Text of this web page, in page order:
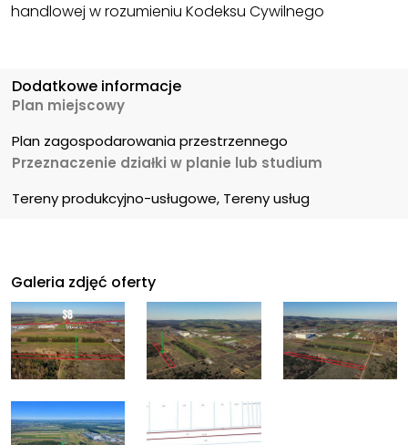
handlowej w rozumieniu Kodeksu Cywilnego
Dodatkowe informacje
Plan miejscowy
Plan zagospodarowania przestrzennego
Przeznaczenie działki w planie lub studium
Tereny produkcyjno-usługowe, Tereny usług
Galeria zdjęć oferty